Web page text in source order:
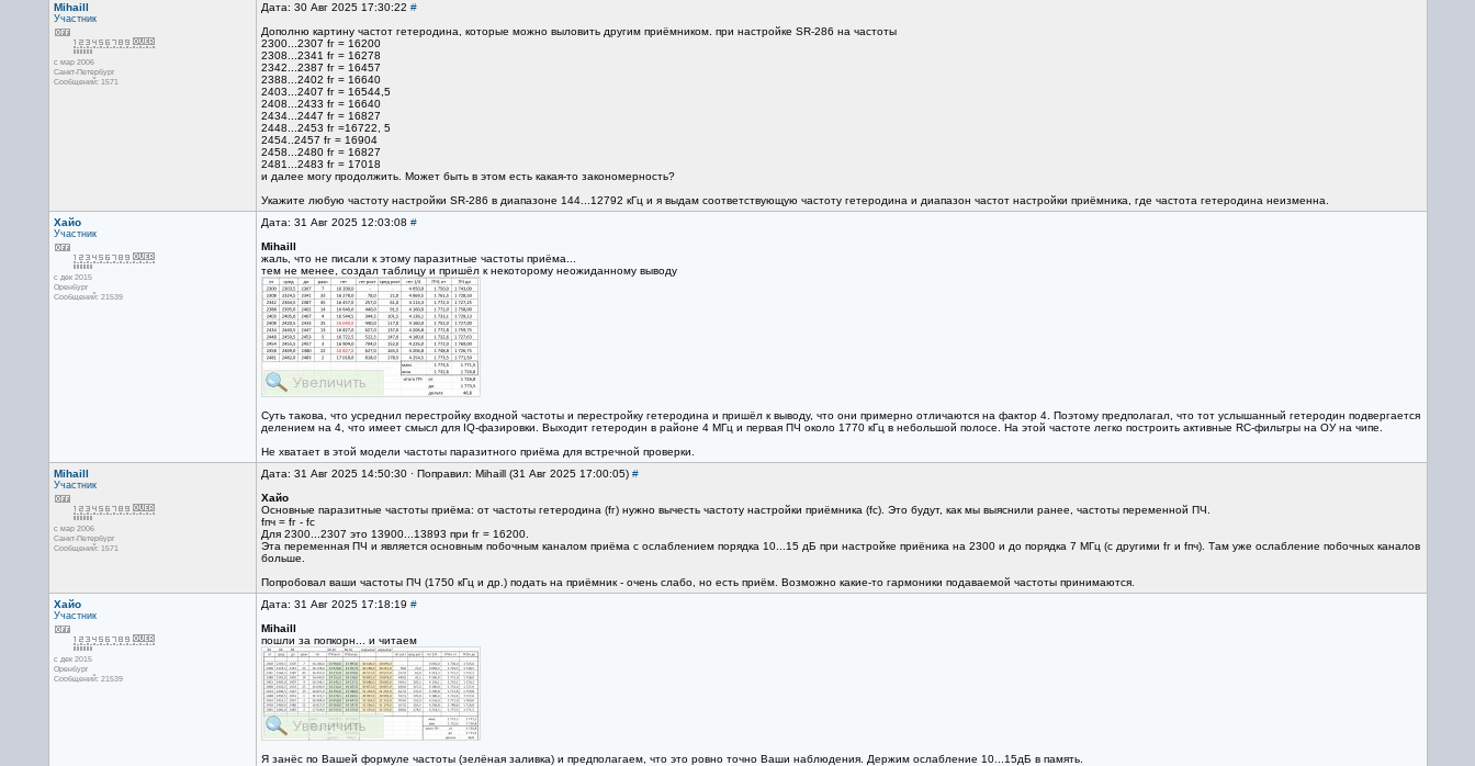
Mihaill
Участник
с мар 2006
Санкт-Петербург
Сообщений: 1571
Дата: 30 Авг 2025 17:30:22 #
Дополню картину частот гетеродина, которые можно выловить другим приëмником. при настройке SR-286 на частоты
2300...2307 fг = 16200
2308...2341 fг = 16278
2342...2387 fг = 16457
2388...2402 fг = 16640
2403...2407 fг = 16544,5
2408...2433 fг = 16640
2434...2447 fг = 16827
2448...2453 fг =16722, 5
2454..2457 fг = 16904
2458...2480 fг = 16827
2481...2483 fг = 17018
и далее могу продолжить. Может быть в этом есть какая-то закономерность?
Укажите любую частоту настройки SR-286 в диапазоне 144...12792 кГц и я выдам соответствующую частоту гетеродина и диапазон частот настройки приëмника, где частота гетеродина неизменна.
Хайо
Участник
с дек 2015
Оренбург
Сообщений: 21539
Дата: 31 Авг 2025 12:03:08 #
Mihaill
жаль, что не писали к этому паразитные частоты приёма...
тем не менее, создал таблицу и пришёл к некоторому неожиданному выводу
Суть такова, что усреднил перестройку входной частоты и перестройку гетеродина и пришёл к выводу, что они примерно отличаются на фактор 4. Поэтому предполагал, что тот услышанный гетеродин подвергается
делением на 4, что имеет смысл для IQ-фазировки. Выходит гетеродин в районе 4 МГц и первая ПЧ около 1770 кГц в небольшой полосе. На этой частоте легко построить активные RC-фильтры на ОУ на чипе.
Не хватает в этой модели частоты паразитного приёма для встречной проверки.
Mihaill
Участник
с мар 2006
Санкт-Петербург
Сообщений: 1571
Дата: 31 Авг 2025 14:50:30 · Поправил: Mihaill (31 Авг 2025 17:00:05) #
Хайо
Основные паразитные частоты приëма: от частоты гетеродина (fг) нужно вычесть частоту настройки приëмника (fс). Это будут, как мы выяснили ранее, частоты переменной ПЧ.
fпч = fг - fс
Для 2300...2307 это 13900...13893 при fг = 16200.
Эта переменная ПЧ и является основным побочным каналом приëма с ослаблением порядка 10...15 дБ при настройке приëника на 2300 и до порядка 7 МГц (с другими fг и fпч). Там уже ослабление побочных каналов
больше.
Попробовал ваши частоты ПЧ (1750 кГц и др.) подать на приëмник - очень слабо, но есть приëм. Возможно какие-то гармоники подаваемой частоты принимаются.
Хайо
Участник
с дек 2015
Оренбург
Сообщений: 21539
Дата: 31 Авг 2025 17:18:19 #
Mihaill
пошли за попкорн... и читаем
Я занёс по Вашей формуле частоты (зелёная заливка) и предполагаем, что это ровно точно Ваши наблюдения. Держим ослабление 10...15дБ в память.